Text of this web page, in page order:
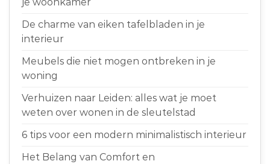
je woonkamer
De charme van eiken tafelbladen in je
interieur
Meubels die niet mogen ontbreken in je
woning
Verhuizen naar Leiden: alles wat je moet
weten over wonen in de sleutelstad
6 tips voor een modern minimalistisch interieur
Het Belang van Comfort en